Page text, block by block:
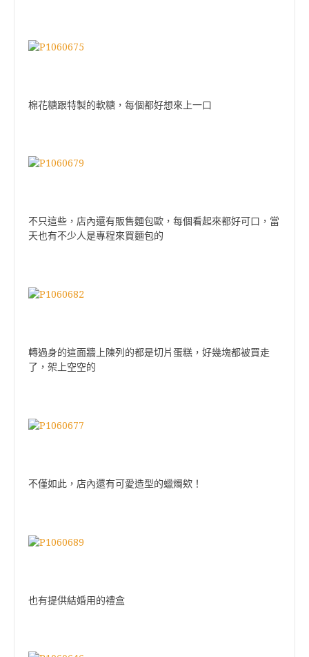
棉花糖跟特製的軟糖，每個都好想來上一口
不只這些，店內還有販售麵包歐，每個看起來都好可口，當
天也有不少人是專程來買麵包的
轉過身的這面牆上陳列的都是切片蛋糕，好幾塊都被買走
了，架上空空的
不僅如此，店內還有可愛造型的蠟燭欸！
也有提供結婚用的禮盒